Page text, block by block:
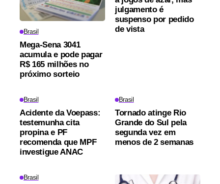
Brasil
Mega-Sena 3041
acumula e pode pagar
R$ 165 milhões no
próximo sorteio
julgamento é
suspenso por pedido
de vista
Brasil
Acidente da Voepass:
testemunha cita
propina e PF
recomenda que MPF
investigue ANAC
Brasil
Tornado atinge Rio
Grande do Sul pela
segunda vez em
menos de 2 semanas
Brasil